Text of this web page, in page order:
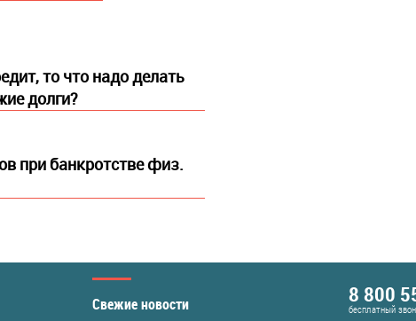
то что надо делать
долги?
при банкротстве физ.
Свежие новости
8 800
бесплатный